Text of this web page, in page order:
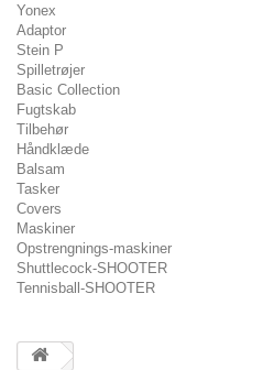
Yonex
Adaptor
Stein P
Spilletrøjer
Basic Collection
Fugtskab
Tilbehør
Håndklæde
Balsam
Tasker
Covers
Maskiner
Opstrengnings-maskiner
Shuttlecock-SHOOTER
Tennisball-SHOOTER